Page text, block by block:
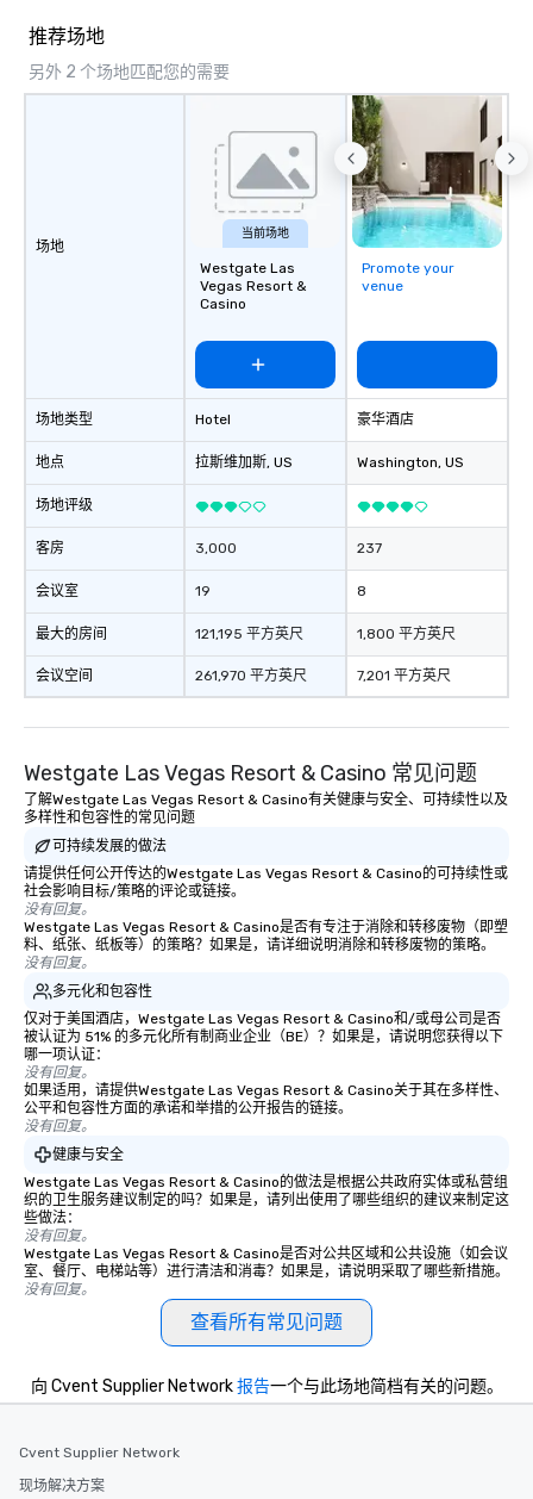
推荐场地
另外 2 个场地匹配您的需要
场地
场地类型
地点
场地评级
客房
会议室
最大的房间
会议空间
当前场地
Westgate Las
Vegas Resort &
Casino
Hotel
拉斯维加斯, US
3,000
19
121,195 平方英尺
261,970 平方英尺
Promote your
venue
豪华酒店
Washington, US
237
8
1,800 平方英尺
7,201 平方英尺
Westgate Las Vegas Resort & Casino 常见问题
了解Westgate Las Vegas Resort & Casino有关健康与安全、可持续性以及
多样性和包容性的常见问题
可持续发展的做法
请提供任何公开传达的Westgate Las Vegas Resort & Casino的可持续性或
社会影响目标/策略的评论或链接。
没有回复。
Westgate Las Vegas Resort & Casino是否有专注于消除和转移废物（即塑
料、纸张、纸板等）的策略？如果是，请详细说明消除和转移废物的策略。
没有回复。
多元化和包容性
仅对于美国酒店，Westgate Las Vegas Resort & Casino和/或母公司是否
被认证为 51% 的多元化所有制商业企业（BE）？如果是，请说明您获得以下
哪一项认证：
没有回复。
如果适用，请提供Westgate Las Vegas Resort & Casino关于其在多样性、
公平和包容性方面的承诺和举措的公开报告的链接。
没有回复。
健康与安全
Westgate Las Vegas Resort & Casino的做法是根据公共政府实体或私营组
织的卫生服务建议制定的吗？如果是，请列出使用了哪些组织的建议来制定这
些做法：
没有回复。
Westgate Las Vegas Resort & Casino是否对公共区域和公共设施（如会议
室、餐厅、电梯站等）进行清洁和消毒？如果是，请说明采取了哪些新措施。
没有回复。
查看所有常见问题
向 Cvent Supplier Network报告一个与此场地简档有关的问题。
Cvent Supplier Network
现场解决方案